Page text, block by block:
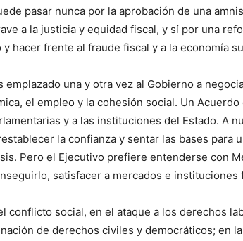
pasar nunca por la aprobación de una
a la justicia y equidad fiscal, y sí por una
hacer frente al fraude fiscal y a la economía
emplazado una y otra vez al Gobierno a
el empleo y la cohesión social. Un
y a las instituciones del Estado. A
la confianza y sentar las bases para
Pero el Ejecutivo prefiere entenderse con
satisfacer a mercados e instituciones
conflicto social, en el ataque a los derechos
de derechos civiles y democráticos; en